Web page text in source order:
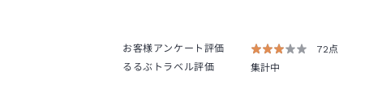
お客様アンケート評価
72点
るるぶトラベル評価
集計中